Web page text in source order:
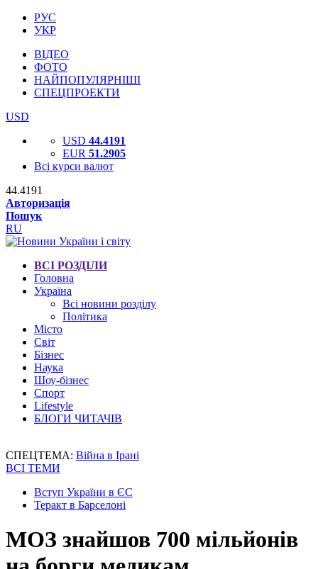
РУС
УКР
ВІДЕО
ФОТО
НАЙПОПУЛЯРНІШІ
СПЕЦПРОЕКТИ
USD
USD 44.4191
EUR 51.2905
Всі курси валют
44.4191
Авторизація
Пошук
RU
ВСІ РОЗДІЛИ
Головна
Україна
Всі новини розділу
Політика
Місто
Світ
Бізнес
Наука
Шоу-бізнес
Спорт
Lifestyle
БЛОГИ ЧИТАЧІВ
СПЕЦТЕМА: Війна в Ірані
ВСІ ТЕМИ
Вступ України в ЄС
Теракт в Барселоні
МОЗ знайшов 700 мільйонів